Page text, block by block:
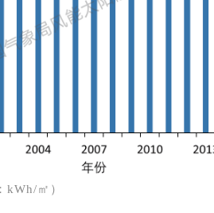
㎡）